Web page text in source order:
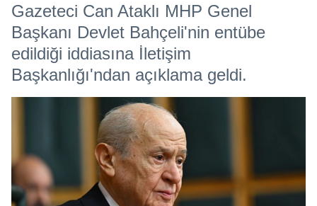
Gazeteci Can Ataklı MHP Genel
Başkanı Devlet Bahçeli'nin entübe
edildiği iddiasına İletişim
Başkanlığı'ndan açıklama geldi.